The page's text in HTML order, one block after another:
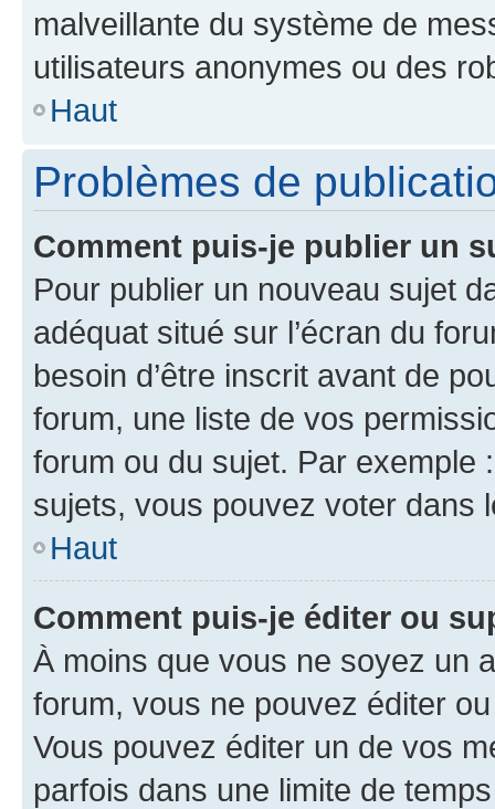
malveillante du système de
utilisateurs anonymes ou des
Haut
Problèmes de
Comment puis-je publier un
Pour publier un nouveau sujet
adéquat situé sur l’écran du
besoin d’être inscrit avant de
forum, une liste de vos
forum ou du sujet. Par exemple
sujets, vous pouvez voter dans
Haut
Comment puis-je éditer ou
À moins que vous ne soyez un
forum, vous ne pouvez éditer
Vous pouvez éditer un de vos
parfois dans une limite de